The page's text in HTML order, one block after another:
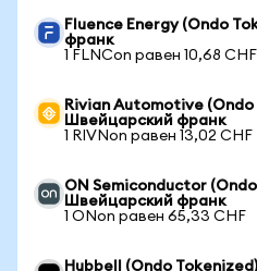
Fluence Energy (Ondo
франк
1 FLNCon равен 10,68 CHF
Rivian Automotive (Ondo
Швейцарский франк
1 RIVNon равен 13,02 CHF
ON Semiconductor
Швейцарский франк
1 ONon равен 65,33 CHF
Hubbell (Ondo